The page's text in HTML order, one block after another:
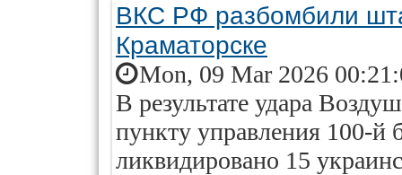
ВКС РФ разбомбили
Краматорске
Mon, 09 Mar 2026
В результате удара
пункту управления 100-
ликвидировано 15